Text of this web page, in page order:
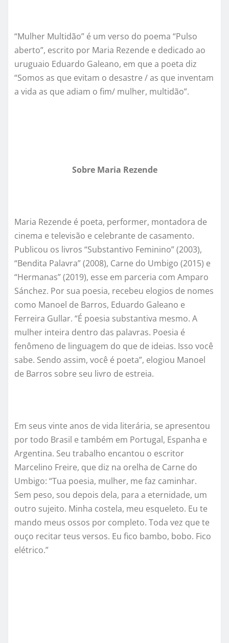
“Mulher Multidão” é um verso do poema “Pulso
aberto”, escrito por Maria Rezende e dedicado ao
uruguaio Eduardo Galeano, em que a poeta diz
“Somos as que evitam o desastre / as que inventam
a vida as que adiam o fim/ mulher, multidão”.
Sobre Maria Rezende
Maria Rezende é poeta, performer, montadora de
cinema e televisão e celebrante de casamento.
Publicou os livros “Substantivo Feminino” (2003),
“Bendita Palavra” (2008), Carne do Umbigo (2015) e
“Hermanas”(2019), esse em parceria com Amparo
Sánchez. Por sua poesia, recebeu elogios de nomes
como Manoel de Barros, Eduardo Galeano e
Ferreira Gullar. “É poesia substantiva mesmo. A
mulher inteira dentro das palavras. Poesia é
fenômeno de linguagem do que de ideias. Isso você
sabe. Sendo assim, você é poeta”, elogiou Manoel
de Barros sobre seu livro de estreia.
Em seus vinte anos de vida literária, se apresentou
por todo Brasil e também em Portugal, Espanha e
Argentina. Seu trabalho encantou o escritor
Marcelino Freire, que diz na orelha de Carne do
Umbigo: “Tua poesia, mulher, me faz caminhar.
Sem peso, sou depois dela, para a eternidade, um
outro sujeito. Minha costela, meu esqueleto. Eu te
mando meus ossos por completo. Toda vez que te
ouço recitar teus versos. Eu fico bambo, bobo. Fico
elétrico.”